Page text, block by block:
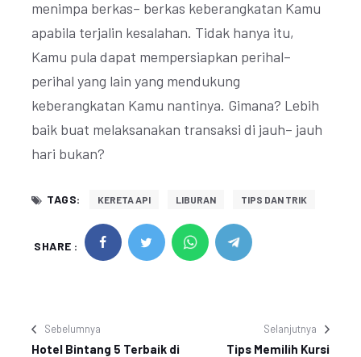
menimpa berkas– berkas keberangkatan Kamu
apabila terjalin kesalahan. Tidak hanya itu,
Kamu pula dapat mempersiapkan perihal–
perihal yang lain yang mendukung
keberangkatan Kamu nantinya. Gimana? Lebih
baik buat melaksanakan transaksi di jauh– jauh
hari bukan?
TAGS: KERETA API LIBURAN TIPS DAN TRIK
SHARE :
Sebelumnya
Hotel Bintang 5 Terbaik di
Selanjutnya
Tips Memilih Kursi